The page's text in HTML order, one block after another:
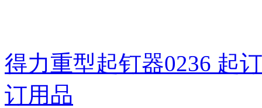
得力重型起钉器0236 起
订用品